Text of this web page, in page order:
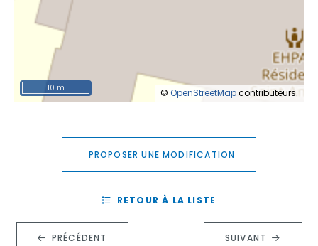
© OpenStreetMapcontributeurs.
10 m
PROPOSER UNE MODIFICATION
PRÉCÉDENT
RETOUR À LA LISTE
SUIVANT